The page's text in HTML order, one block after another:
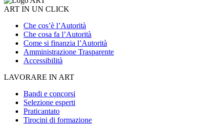
ART IN UN CLICK
Che cos’è l’Autorità
Che cosa fa l’Autorità
Come si finanzia l’Autorità
Amministrazione Trasparente
Accessibilità
LAVORARE IN ART
Bandi e concorsi
Selezione esperti
Praticantato
Tirocini di formazione